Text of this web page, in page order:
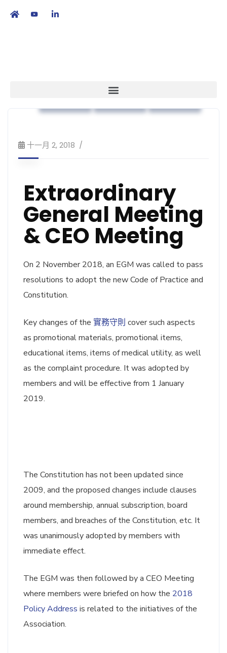
十一月 2, 2018
Extraordinary
General Meeting
& CEO Meeting
On 2 November 2018, an EGM was called to pass
resolutions to adopt the new Code of Practice and
Constitution.
Key changes of the 實務守則 cover such aspects
as promotional materials, promotional items,
educational items, items of medical utility, as well
as the complaint procedure. It was adopted by
members and will be effective from 1 January
2019.
The Constitution has not been updated since
2009, and the proposed changes include clauses
around membership, annual subscription, board
members, and breaches of the Constitution, etc. It
was unanimously adopted by members with
immediate effect.
The EGM was then followed by a CEO Meeting
where members were briefed on how the 2018
Policy Address is related to the initiatives of the
Association.